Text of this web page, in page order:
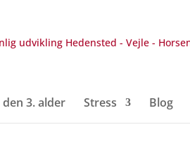
3. alder Stress Blog